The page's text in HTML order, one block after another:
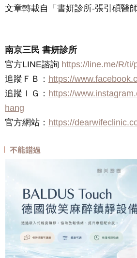
文章轉載自「書妍診所-張引碩醫師
南京三民 書妍診所
官方LINE諮詢 https://line.me/R/ti/
追蹤ＦＢ： https://
追蹤ＩＧ： https://
hang
官方網站： https://
不能錯過